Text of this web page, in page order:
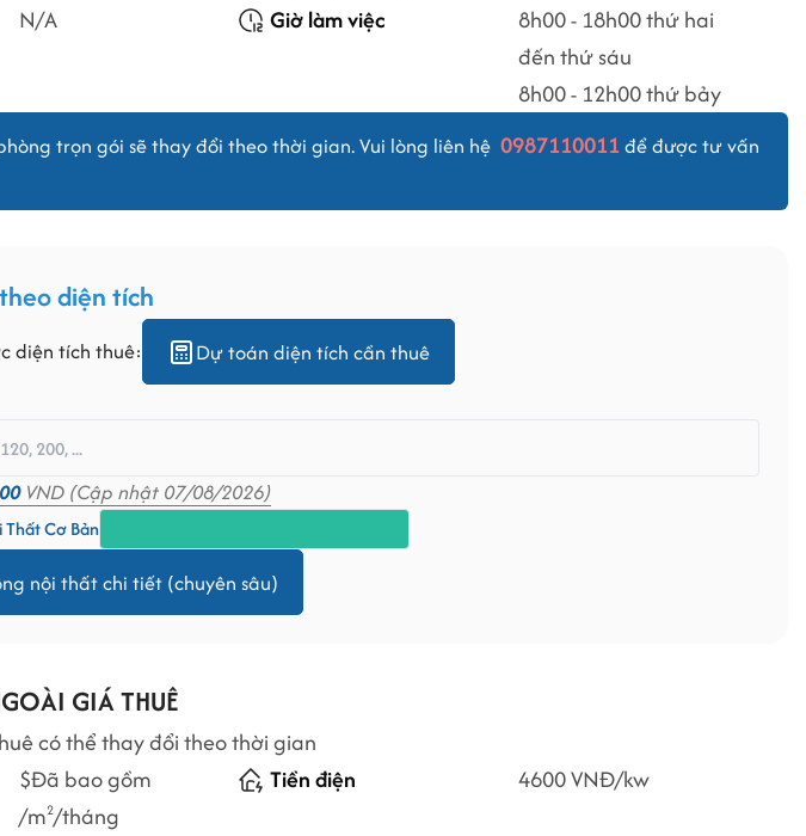
N/A Giờ làm việc
8h00 - 18h00 thứ hai
đến thứ sáu
8h00 - 12h00 thứ bảy
trọn gói sẽ thay đổi theo thời gian. Vui lòng liên hệ 0987110011để được tư vấn
diện tích
diện tích thuê: Dự toán diện tích cần thuê
VND (Cập nhật 07/08/2026)
Thất Cơ Bản
nội thất chi tiết (chuyên sâu)
GIÁ THUÊ
có thể thay đổi theo thời gian
$Đã bao gồm
/m2/tháng
Tiền điện 4600 VNĐ/kw